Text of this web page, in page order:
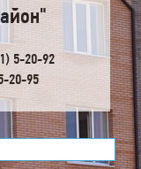
5-20-92
20-95